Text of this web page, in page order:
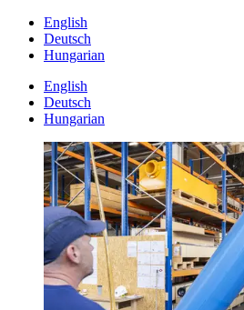
English
Deutsch
Hungarian
English
Deutsch
Hungarian